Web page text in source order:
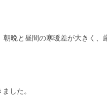
晩と昼間の寒暖差が大きく、
した。